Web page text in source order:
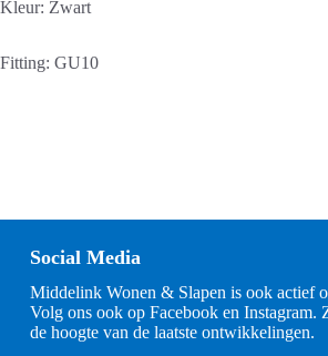
Kleur: Zwart
Fitting: GU10
Social Media
Middelink Wonen & Slapen is ook actief
Volg ons ook op Facebook en Instagram.
de hoogte van de laatste ontwikkelingen.